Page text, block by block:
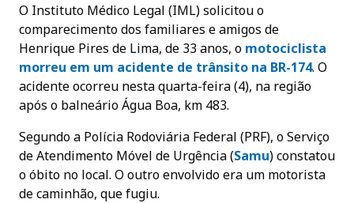
O Instituto Médico Legal (IML) solicitou o
comparecimento dos familiares e amigos de
Henrique Pires de Lima, de 33 anos, o motociclista
morreu em um acidente de trânsito na BR-174. O
acidente ocorreu nesta quarta-feira (4), na região
após o balneário Água Boa, km 483.
Segundo a Polícia Rodoviária Federal (PRF), o Serviço
de Atendimento Móvel de Urgência (Samu) constatou
o óbito no local. O outro envolvido era um motorista
de caminhão, que fugiu.